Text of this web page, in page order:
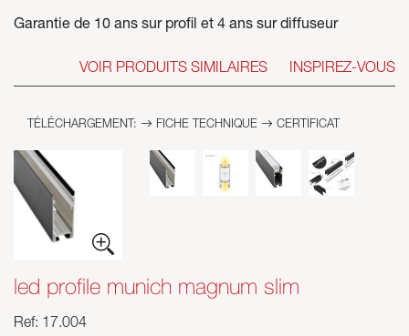
Garantie de 10 ans sur profil et 4 ans sur diffuseur
INSPIREZ-VOUS
VOIR PRODUITS SIMILAIRES
TÉLÉCHARGEMENT: FICHE TECHNIQUE CERTIFICAT
led profile munich magnum slim
Ref: 17.004